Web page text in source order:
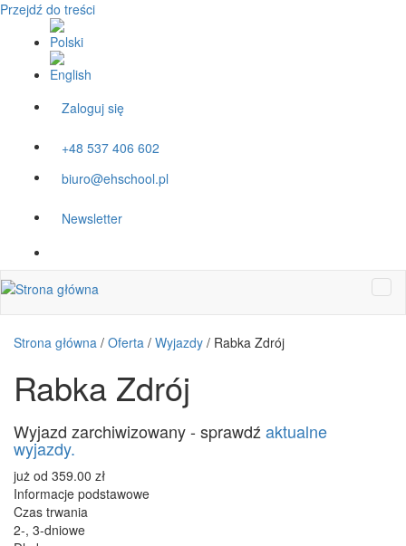
Przejdź do treści
Zaloguj się
+48 537 406 602
biuro@ehschool.pl
Newsletter
Strona główna / Oferta / Wyjazdy / Rabka Zdrój
Rabka Zdrój
Wyjazd zarchiwizowany - sprawdź aktualne
wyjazdy.
już od 359.00 zł
Informacje podstawowe
Czas trwania
2-, 3-dniowe